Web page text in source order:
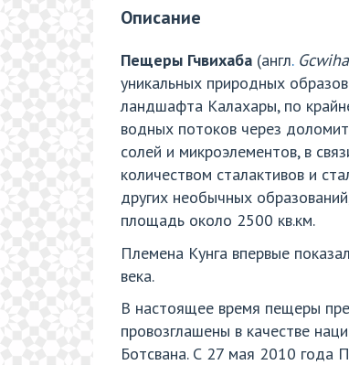
Описание
Пещеры Гчвихаба (англ.
уникальных природных
ландшафта Калахары, по
водных потоков через
солей и микроэлементов, в
количеством сталактивов и
других необычных
площадь около 2500 кв.км.
Племена Кунга впервые
века.
В настоящее время пещеры
провозглашены в качестве
Ботсвана. С 27 мая 2010 года